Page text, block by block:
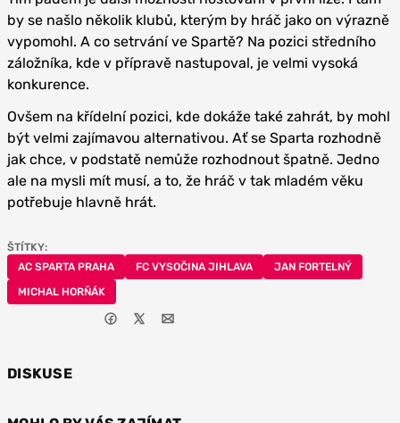
by se našlo několik klubů, kterým by hráč jako on výrazně
vypomohl. A co setrvání ve Spartě? Na pozici středního
záložníka, kde v přípravě nastupoval, je velmi vysoká
konkurence.
Ovšem na křídelní pozici, kde dokáže také zahrát, by mohl
být velmi zajímavou alternativou. Ať se Sparta rozhodně
jak chce, v podstatě nemůže rozhodnout špatně. Jedno
ale na mysli mít musí, a to, že hráč v tak mladém věku
potřebuje hlavně hrát.
ŠTÍTKY:
AC SPARTA PRAHA
FC VYSOČINA JIHLAVA
JAN FORTELNÝ
MICHAL HORŇÁK
DISKUSE